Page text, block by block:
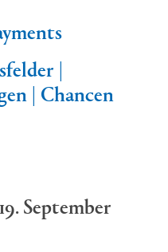
|
| Chancen
September